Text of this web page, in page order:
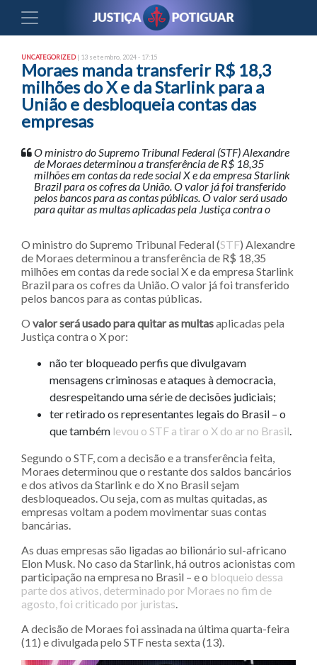
UNCATEGORIZED| 13 setembro, 2024 - 17:15
Moraes manda transferir R$ 18,3
milhões do X e da Starlink para a
União e desbloqueia contas das
empresas
O ministro do Supremo Tribunal Federal (STF) Alexandre
de Moraes determinou a transferência de R$ 18,35
milhões em contas da rede social X e da empresa Starlink
Brazil para os cofres da União. O valor já foi transferido
pelos bancos para as contas públicas. O valor será usado
para quitar as multas aplicadas pela Justiça contra o
O ministro do Supremo Tribunal Federal (STF) Alexandre
de Moraes determinou a transferência de R$ 18,35
milhões em contas da rede social X e da empresa Starlink
Brazil para os cofres da União. O valor já foi transferido
pelos bancos para as contas públicas.
O valor será usado para quitar as multasaplicadas pela
Justiça contra o X por:
não ter bloqueado perfis que divulgavam
mensagens criminosas e ataques à democracia,
desrespeitando uma série de decisões judiciais;
ter retirado os representantes legais do Brasil – o
que também levou o STF a tirar o X do ar no Brasil.
Segundo o STF, com a decisão e a transferência feita,
Moraes determinou que o restante dos saldos bancários
e dos ativos da Starlink e do X no Brasil sejam
desbloqueados. Ou seja, com as multas quitadas, as
empresas voltam a podem movimentar suas contas
bancárias.
As duas empresas são ligadas ao bilionário sul-africano
Elon Musk. No caso da Starlink, há outros acionistas com
participação na empresa no Brasil – e o bloqueio dessa
parte dos ativos, determinado por Moraes no fim de
agosto, foi criticado por juristas.
A decisão de Moraes foi assinada na última quarta-feira
(11) e divulgada pelo STF nesta sexta (13).